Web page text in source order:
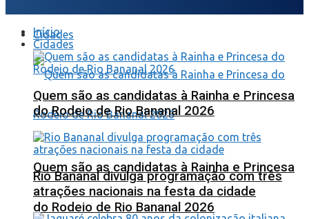
Cidades
Quem são as candidatas à Rainha e Princesa
do Rodeio de Rio Bananal 2026
Início
Cidades
Quem são as candidatas à Rainha e Princesa
do Rodeio de Rio Bananal 2026
Rio Bananal divulga programação com três
atrações nacionais na festa da cidade